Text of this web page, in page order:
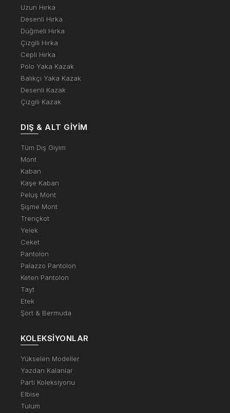
Uzun Hırka
Desenli Hırka
Düğmeli Hırka
Çizgili Hırka
Cepli Hırka
Polo Yaka Kazak
Balıkçı Yaka Kazak
Desenli Kazak
Çizgili Kazak
DIŞ & ALT GIYIM
Tüm Dış Giyim
Mont
Kaban
Kaşe Kaban
Peluş Mont
Şişme Mont
Trençkot
Yelek
Ceket
Pantolon
Palazzo Pantolon
Keten Pantolon
Tayt
Etek
Şort & Bermuda
KOLEKSIYONLAR
Yükselen Modeller
Yazdan Kalanlar
Parti Koleksiyonu
Elbise
Tulum